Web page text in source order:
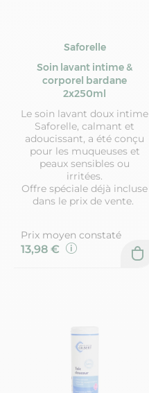
Saforelle
Soin lavant intime &
corporel bardane
2x250ml
Le soin lavant doux intime
Saforelle, calmant et
adoucissant, a été conçu
pour les muqueuses et
peaux sensibles ou
irritées.
Offre spéciale déjà incluse
dans le prix de vente.
Prix moyen constaté
13,98 €